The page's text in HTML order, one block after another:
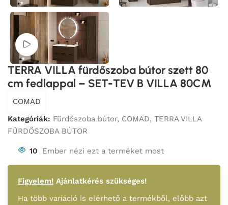
Videó megtekintése
TERRA VILLA fürdőszoba bútor szett 80
cm fedlappal – SET-TEV B VILLA 80CM
COMAD
Kategóriák: Fürdőszoba bútor, COMAD, TERRA VILLA
FÜRDŐSZOBA BÚTOR
10 Ember nézi ezt a terméket most
Figyelem! Ajánlatkérés szükséges!
Ha több variáció is elérhető a termékből, előbb azt